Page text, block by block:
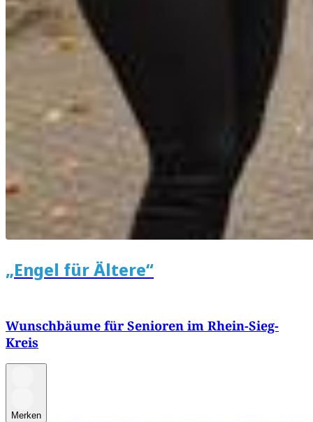
„Engel für Ältere“
Wunschbäume für Senioren im Rhein-Sieg-
Kreis
Merken